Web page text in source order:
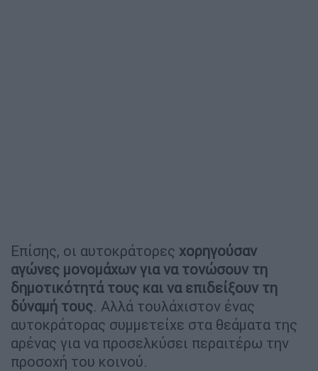
Επίσης, οι αυτοκράτορες χορηγούσαν
αγώνες μονομάχων για να τονώσουν τη
δημοτικότητά τους και να επιδείξουν τη
δύναμή τους. Αλλά τουλάχιστον ένας
αυτοκράτορας συμμετείχε στα θεάματα της
αρένας για να προσελκύσει περαιτέρω την
προσοχή του κοινού.